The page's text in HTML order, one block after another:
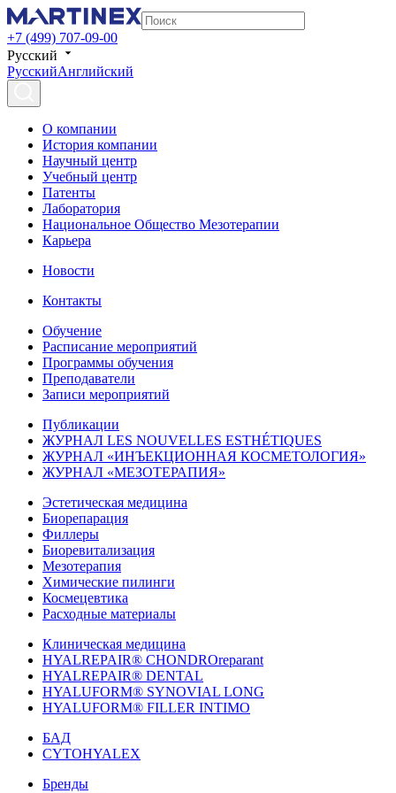
+7 (499) 707-09-00
Русский
РусскийАнглийский
О компании
История компании
Научный центр
Учебный центр
Патенты
Лаборатория
Национальное Общество Мезотерапии
Карьера
Новости
Контакты
Обучение
Расписание мероприятий
Программы обучения
Преподаватели
Записи мероприятий
Публикации
ЖУРНАЛ LES NOUVELLES ESTHÉTIQUES
ЖУРНАЛ «ИНЪЕКЦИОННАЯ КОСМЕТОЛОГИЯ»
ЖУРНАЛ «МЕЗОТЕРАПИЯ»
Эстетическая медицина
Биорепарация
Филлеры
Биоревитализация
Мезотерапия
Химические пилинги
Космецевтика
Расходные материалы
Клиническая медицина
HYALREPAIR® CHONDROreparant
HYALREPAIR® DENTAL
HYALUFORM® SYNOVIAL LONG
HYALUFORM® FILLER INTIMO
БАД
CYTOHYALEX
Бренды